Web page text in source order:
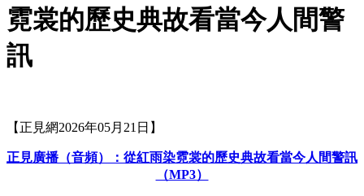
霓裳的歷史典故看當今人間警
訊
【正見網2026年05月21日】
正見廣播（音頻）：從紅雨染霓裳的歷史典故看當今人間警訊
（MP3）